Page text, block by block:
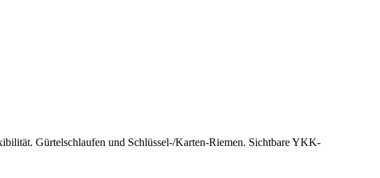
Gürtelschlaufen und Schlüssel-/Karten-Riemen. Sichtbare YKK-